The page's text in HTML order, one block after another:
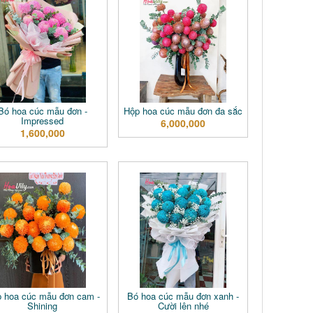
hoa cúc mẫu đơn -
Impressed
1,600,000
Hộp hoa cúc mẫu đơn đa sắc
6,000,000
hoa cúc mẫu đơn cam -
Shining
Bó hoa cúc mẫu đơn xanh -
Cười lên nhé